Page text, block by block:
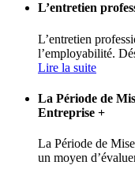
L’entretien
L’entretien
l’employabilité.
Lire la suite
La Période de
Entreprise +
La Période de
un moyen